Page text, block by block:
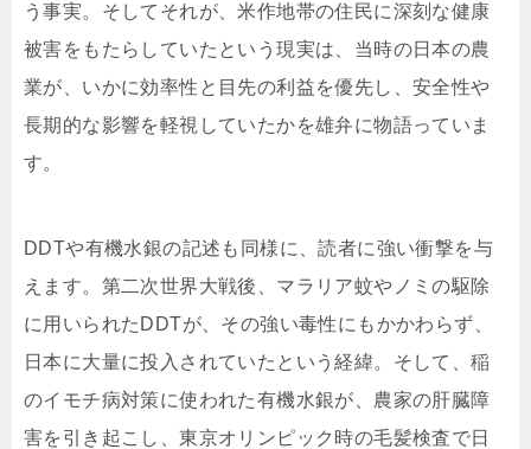
う事実。そしてそれが、米作地帯の住民に深刻な健康
被害をもたらしていたという現実は、当時の日本の農
業が、いかに効率性と目先の利益を優先し、安全性や
長期的な影響を軽視していたかを雄弁に物語っていま
す。
DDTや有機水銀の記述も同様に、読者に強い衝撃を与
えます。第二次世界大戦後、マラリア蚊やノミの駆除
に用いられたDDTが、その強い毒性にもかかわらず、
日本に大量に投入されていたという経緯。そして、稲
のイモチ病対策に使われた有機水銀が、農家の肝臓障
害を引き起こし、東京オリンピック時の毛髪検査で日